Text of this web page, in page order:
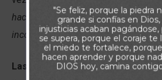
hacer eso! O tal vez le sirvió, pero
incorrecta.¿Qué hace que seamos
Las ocupaciones: A veces,
"Se feliz, porque la piedra
grande si confías en
injusticias acaban
se supera, porque el coraje te
el miedo te fortalece,
hacen aprender y porque
DIOS hoy, camina